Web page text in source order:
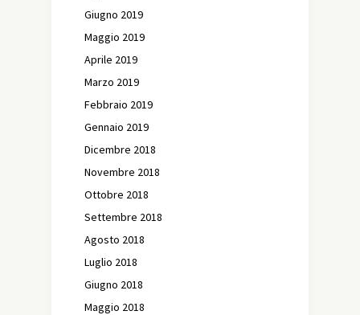
Giugno 2019
Maggio 2019
Aprile 2019
Marzo 2019
Febbraio 2019
Gennaio 2019
Dicembre 2018
Novembre 2018
Ottobre 2018
Settembre 2018
Agosto 2018
Luglio 2018
Giugno 2018
Maggio 2018